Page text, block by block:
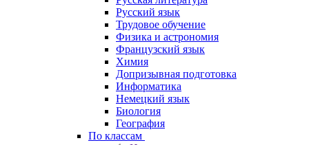
Русский язык
Трудовое обучение
Физика и астрономия
Французский язык
Химия
Допризывная подготовка
Информатика
Немецкий язык
Биология
География
По классам